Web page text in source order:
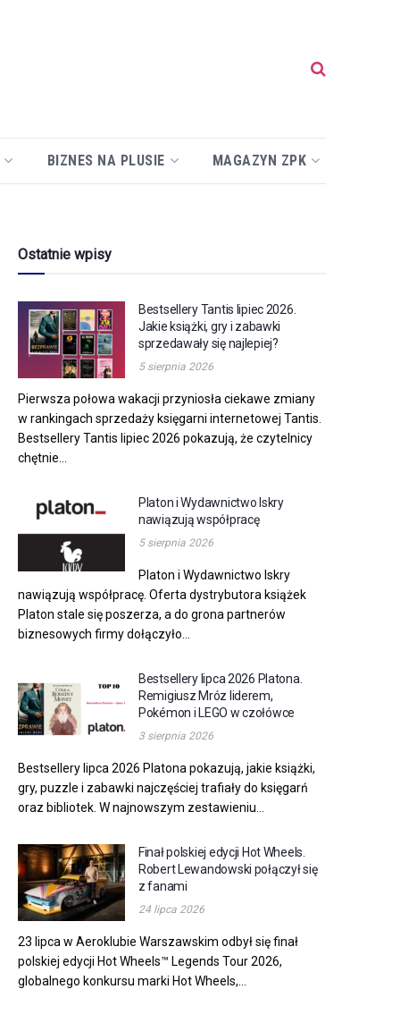
BIZNES NA PLUSIE MAGAZYN ZPK
Ostatnie wpisy
Bestsellery Tantis lipiec 2026.
Jakie książki, gry i zabawki
sprzedawały się najlepiej?
5 sierpnia 2026
Pierwsza połowa wakacji przyniosła ciekawe zmiany
w rankingach sprzedaży księgarni internetowej Tantis.
Bestsellery Tantis lipiec 2026 pokazują, że czytelnicy
chętnie...
Platon i Wydawnictwo Iskry
nawiązują współpracę
5 sierpnia 2026
Platon i Wydawnictwo Iskry
nawiązują współpracę. Oferta dystrybutora książek
Platon stale się poszerza, a do grona partnerów
biznesowych firmy dołączyło...
Bestsellery lipca 2026 Platona.
Remigiusz Mróz liderem,
Pokémon i LEGO w czołówce
3 sierpnia 2026
Bestsellery lipca 2026 Platona pokazują, jakie książki,
gry, puzzle i zabawki najczęściej trafiały do księgarń
oraz bibliotek. W najnowszym zestawieniu...
Finał polskiej edycji Hot Wheels.
Robert Lewandowski połączył się
z fanami
24 lipca 2026
23 lipca w Aeroklubie Warszawskim odbył się finał
polskiej edycji Hot Wheels™ Legends Tour 2026,
globalnego konkursu marki Hot Wheels,...